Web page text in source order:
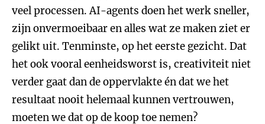
veel processen. AI-agents doen het werk sneller,
zijn onvermoeibaar en alles wat ze maken ziet er
gelikt uit. Tenminste, op het eerste gezicht. Dat
het ook vooral eenheidsworst is, creativiteit niet
verder gaat dan de oppervlakte én dat we het
resultaat nooit helemaal kunnen vertrouwen,
moeten we dat op de koop toe nemen?